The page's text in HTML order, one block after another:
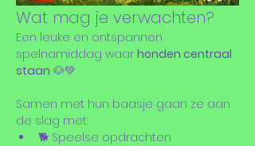
Wat mag je verwachten?
Een leuke en ontspannen
spelnamiddag waar honden centraal
staan 🐶💚
Samen met hun baasje gaan ze aan
de slag met:
🐕 Speelse opdrachten